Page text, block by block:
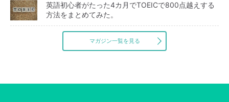
英語初心者がたった4カ月でTOEICで800点越えする
方法をまとめてみた。
マガジン一覧を見る